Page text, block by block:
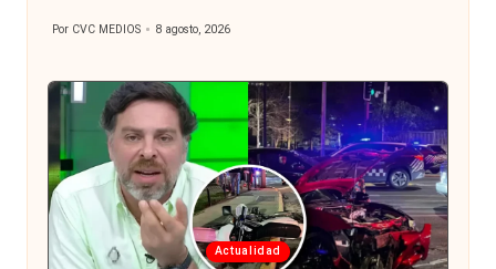
Publicado
Por CVC MEDIOS 8 agosto, 2026
Publicada
Actualidad